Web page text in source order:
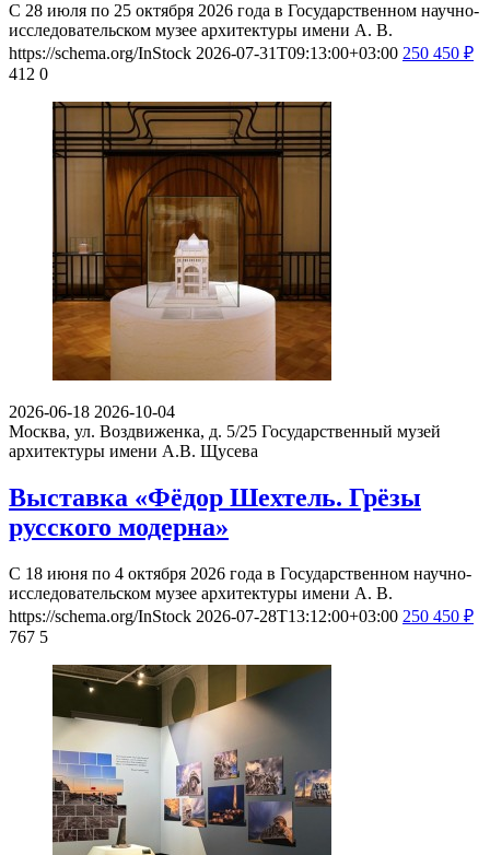
С 28 июля по 25 октября 2026 года в Государственном научно-
исследовательском музее архитектуры имени А. В.
https://schema.org/InStock 2026-07-31T09:13:00+03:00 250 450 ₽
412 0
2026-06-18 2026-10-04
Москва, ул. Воздвиженка, д. 5/25 Государственный музей
архитектуры имени А.В. Щусева
Выставка «Фёдор Шехтель. Грёзы
русского модерна»
С 18 июня по 4 октября 2026 года в Государственном научно-
исследовательском музее архитектуры имени А. В.
https://schema.org/InStock 2026-07-28T13:12:00+03:00 250 450 ₽
767 5